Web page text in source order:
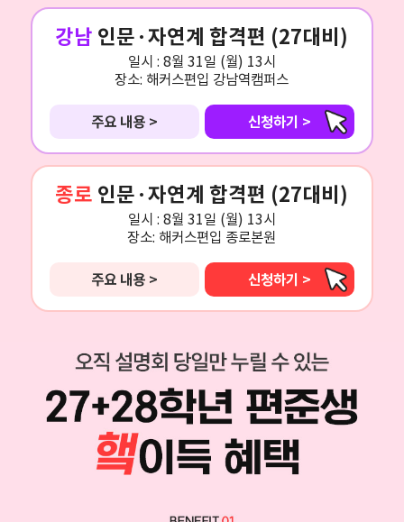
강남 인문·자연계 합격편 (27대비)
일시 : 8월 31일 (월) 13시
장소: 해커스편입 강남역캠퍼스
주요 내용 > 신청하기 >
종로 인문·자연계 합격편 (27대비)
일시 : 8월 31일 (월) 13시
장소: 해커스편입 종로본원
주요 내용 > 신청하기 >